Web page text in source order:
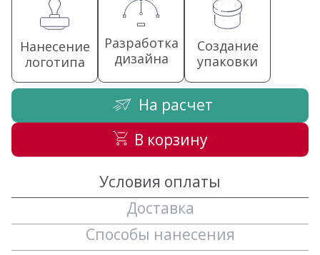
Нанесение
логотипа
Разработка
дизайна
Создание
упаковки
На расчет
В корзину
Условия оплаты
Доставка
Способы нанесения